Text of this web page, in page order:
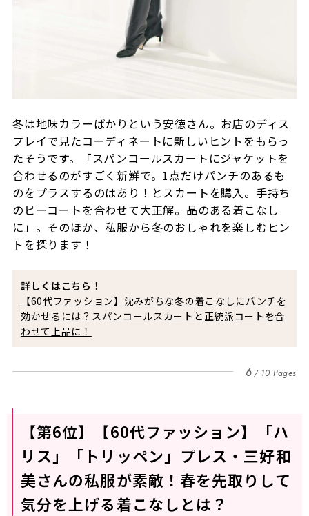
冬は地味カラーばかりという安徳さん。お店のディス
プレイで見たコーディネートに新しいヒントをもらっ
たそうです。「スパンコールスカートにジャケットを
合わせるのがすごく新鮮で。1点だけパンチのあるも
のをプラスするのはあり！とスカートを購入。手持ち
のピーコートを合わせて大正解。品のある着こなし
に」。そのほか、私服から冬のおしゃれを楽しむヒン
トを探ります！
詳しくはこちら！
【60代ファッション】沈みがちな冬の着こなしにパンチを
効かせるには？スパンコールスカートと正統派コートを合
わせて上品に！
6 10 Pages
【第6位】【60代ファッション】「ハ
リス」「トリッペン」プレス・三好和
美さんの私服が素敵！春を先取りして
気分を上げる着こなしとは？